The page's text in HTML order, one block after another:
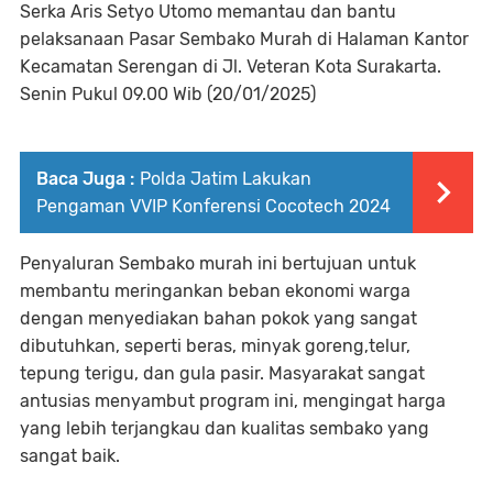
Serka Aris Setyo Utomo memantau dan bantu
pelaksanaan Pasar Sembako Murah di Halaman Kantor
Kecamatan Serengan di Jl. Veteran Kota Surakarta.
Senin Pukul 09.00 Wib (20/01/2025)
Baca Juga : Polda Jatim Lakukan
Pengaman VVIP Konferensi Cocotech 2024
Penyaluran Sembako murah ini bertujuan untuk
membantu meringankan beban ekonomi warga
dengan menyediakan bahan pokok yang sangat
dibutuhkan, seperti beras, minyak goreng,telur,
tepung terigu, dan gula pasir. Masyarakat sangat
antusias menyambut program ini, mengingat harga
yang lebih terjangkau dan kualitas sembako yang
sangat baik.